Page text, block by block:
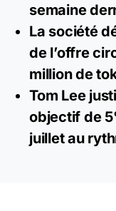
semaine
La société
de l’offre
million de
Tom Lee
objectif de
juillet au